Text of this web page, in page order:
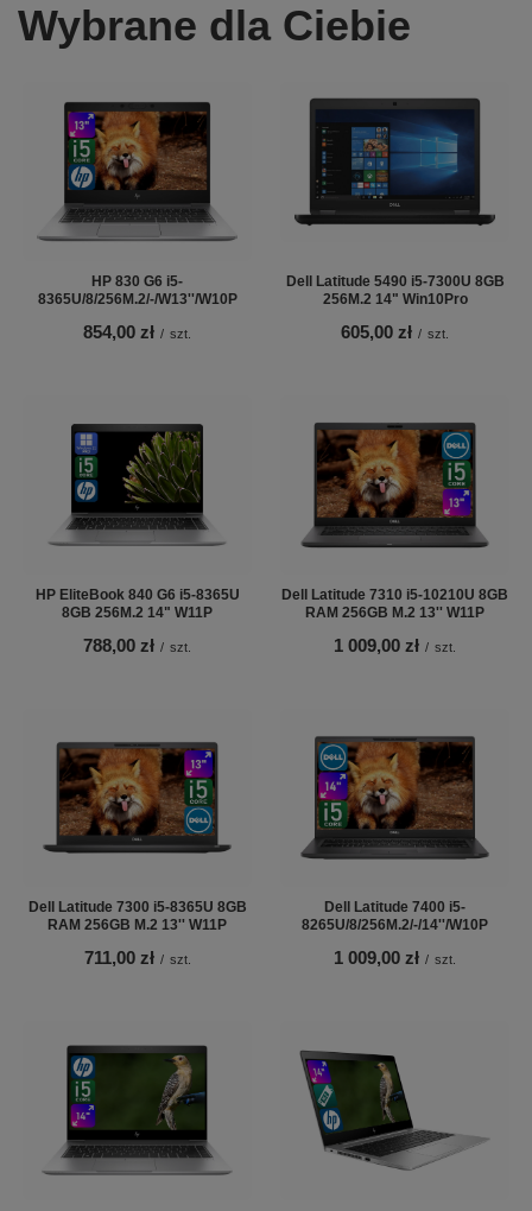
Wybrane dla Ciebie
HP 830 G6 i5-
8365U/8/256M.2/-/W13''/W10P
854,00 zł / szt.
Dell Latitude 5490 i5-7300U 8GB
256M.2 14" Win10Pro
605,00 zł / szt.
HP EliteBook 840 G6 i5-8365U
8GB 256M.2 14" W11P
788,00 zł / szt.
Dell Latitude 7310 i5-10210U 8GB
RAM 256GB M.2 13'' W11P
1 009,00 zł / szt.
Dell Latitude 7300 i5-8365U 8GB
RAM 256GB M.2 13'' W11P
711,00 zł / szt.
Dell Latitude 7400 i5-
8265U/8/256M.2/-/14''/W10P
1 009,00 zł / szt.